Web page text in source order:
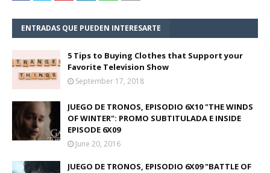
ENTRADAS QUE PUEDEN INTERESARTE
5 Tips to Buying Clothes that Support your
Favorite Television Show
September 17, 2018
JUEGO DE TRONOS, EPISODIO 6X10 "THE WINDS
OF WINTER": PROMO SUBTITULADA E INSIDE
EPISODE 6X09
June 20, 2016
JUEGO DE TRONOS, EPISODIO 6X09 "BATTLE OF